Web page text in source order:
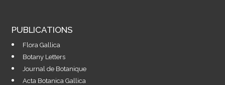
PUBLICATIONS
Flora Gallica
Botany Letters
Journal de Botanique
Acta Botanica Gallica